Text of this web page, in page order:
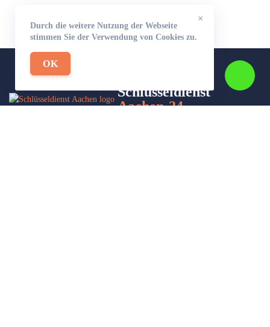
×
Durch die weitere Nutzung der Webseite
stimmen Sie der Verwendung von Cookies zu.
OK
Schlüsseldienst
Aachen-24